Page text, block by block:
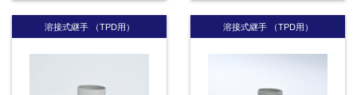
溶接式継手 （TPD用） 溶接式継手 （TPD用）